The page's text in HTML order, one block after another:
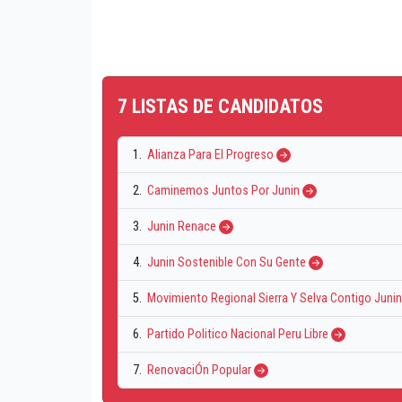
7 LISTAS DE CANDIDATOS
1. Alianza Para El Progreso
2. Caminemos Juntos Por Junin
3. Junin Renace
4. Junin Sostenible Con Su Gente
5. Movimiento Regional Sierra Y Selva Contigo
6. Partido Politico Nacional Peru Libre
7. RenovaciÓn Popular